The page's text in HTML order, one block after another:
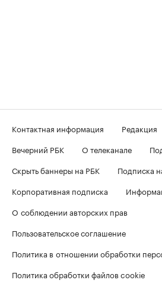
Контактная информация Редакция
Вечерний РБК
О телеканале
Скрыть баннеры на РБК
Подписка
Корпоративная подписка
О соблюдении авторских прав
Пользовательское соглашение
Политика в отношении обработки
Политика обработки файлов cookie